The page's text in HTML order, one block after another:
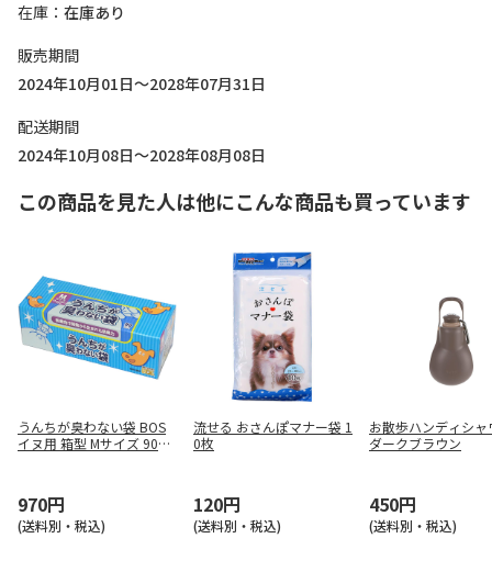
在庫
在庫あり
販売期間
2024年10月01日～2028年07月31日
配送期間
2024年10月08日～2028年08月08日
この商品を見た人は他にこんな商品も買っています
うんちが臭わない袋 BOS
イヌ用 箱型 Mサイズ 90枚
970円
(送料別・税込)
流せる おさんぽマナー袋 1
0枚
120円
(送料別・税込)
お散歩ハンディシャ
ダークブラウン
450円
(送料別・税込)